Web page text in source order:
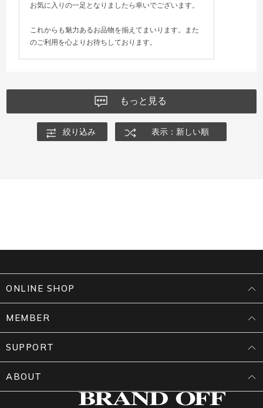
お気に入りの一足となりましたら幸いでございます。
これからも魅力あるお品物を揃えてまいります。また
のご利用を心よりお待ちしております。
もっと見る
絞り込み 表示：新しい順
ONLINE SHOP
MEMBER
SUPPORT
ABOUT